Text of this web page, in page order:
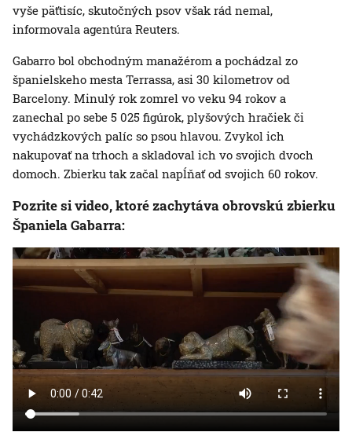
vyše päťtisíc, skutočných psov však rád nemal,
informovala agentúra Reuters.
Gabarro bol obchodným manažérom a pochádzal zo
španielskeho mesta Terrassa, asi 30 kilometrov od
Barcelony. Minulý rok zomrel vo veku 94 rokov a
zanechal po sebe 5 025 figúrok, plyšových hračiek či
vychádzkových palíc so psou hlavou. Zvykol ich
nakupovať na trhoch a skladoval ich vo svojich dvoch
domoch. Zbierku tak začal napĺňať od svojich 60 rokov.
Pozrite si video, ktoré zachytáva obrovskú zbierku
Španiela Gabarra: